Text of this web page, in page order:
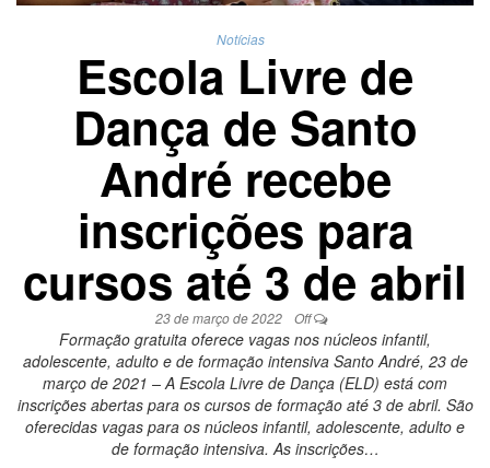
Notícias
Escola Livre de
Dança de Santo
André recebe
inscrições para
cursos até 3 de abril
23 de março de 2022 Off
Formação gratuita oferece vagas nos núcleos infantil,
adolescente, adulto e de formação intensiva Santo André, 23 de
março de 2021 – A Escola Livre de Dança (ELD) está com
inscrições abertas para os cursos de formação até 3 de abril. São
oferecidas vagas para os núcleos infantil, adolescente, adulto e
de formação intensiva. As inscrições…